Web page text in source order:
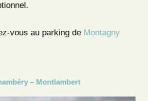
vous au parking de Montagny
– Montlambert